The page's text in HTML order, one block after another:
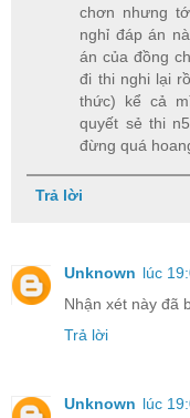
chơn nhưng
nghỉ đáp án
án của đồng
đi thi nghi lại
thức) kể cả
quyết sẻ thi
đừng quá
Trả lời
Unknown lúc
Nhận xét này đã
Trả lời
Unknown lúc